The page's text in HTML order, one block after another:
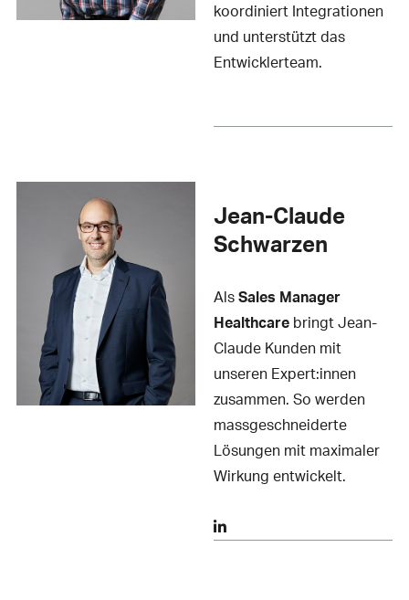
koordiniert Integrationen
und unterstützt das
Entwicklerteam.
Jean-Claude
Schwarzen
AlsSales Manager
Healthcare bringt Jean-
Claude Kunden mit
unseren Expert:innen
zusammen. So werden
massgeschneiderte
Lösungen mit maximaler
Wirkung entwickelt.